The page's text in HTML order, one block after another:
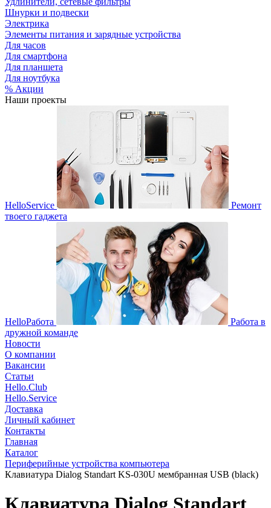
Шнурки и подвески
Электрика
Элементы питания и зарядные устройства
Для часов
Для смартфона
Для планшета
Для ноутбука
% Акции
Наши проекты
HelloService
Ремонт
твоего гаджета
HelloРабота
Работа в
дружной команде
Новости
О компании
Вакансии
Статьи
Hello.Club
Hello.Service
Доставка
Личный кабинет
Контакты
Главная
Каталог
Периферийные устройства компьютера
Клавиатура Dialog Standart KS-030U мембранная USB (black)